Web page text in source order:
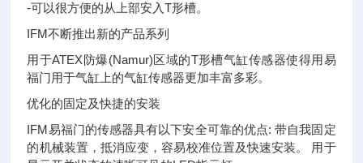
-可以很方便的从上部安入T形槽。
IFM不断推出新的产品系列
用于ATEX防爆(Namur)区域的T形槽气缸传感器使得用易
福门用于气缸上的气缸传感器更加丰富多彩。
优化的固定及快捷的安装
IFM易福门的传感器具有以下安全可靠的优点: 带自我固定
的机械装置，抵消应变，容易校准位置及快速安装。 用于